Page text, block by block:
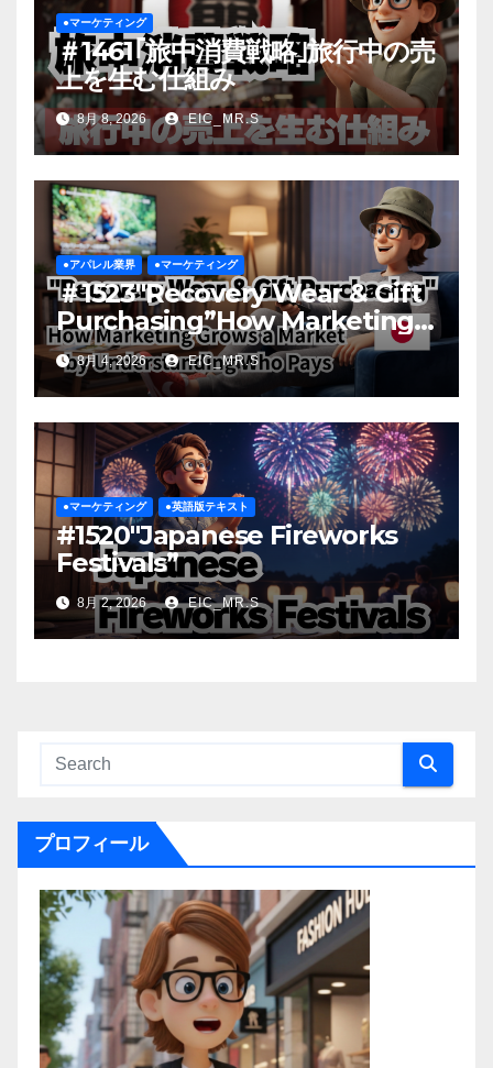
●マーケティング
＃1461｢旅中消費戦略｣旅行中の売
上を生む仕組み
8月 8, 2026 EIC_MR.S
●アパレル業界 ●マーケティング
＃1523″Recovery Wear & Gift
Purchasing”How Marketing
Grows a Market by
Understanding Who Pays
8月 4, 2026 EIC_MR.S
●マーケティング ●英語版テキスト
#1520″Japanese Fireworks
Festivals”
8月 2, 2026 EIC_MR.S
プロフィール